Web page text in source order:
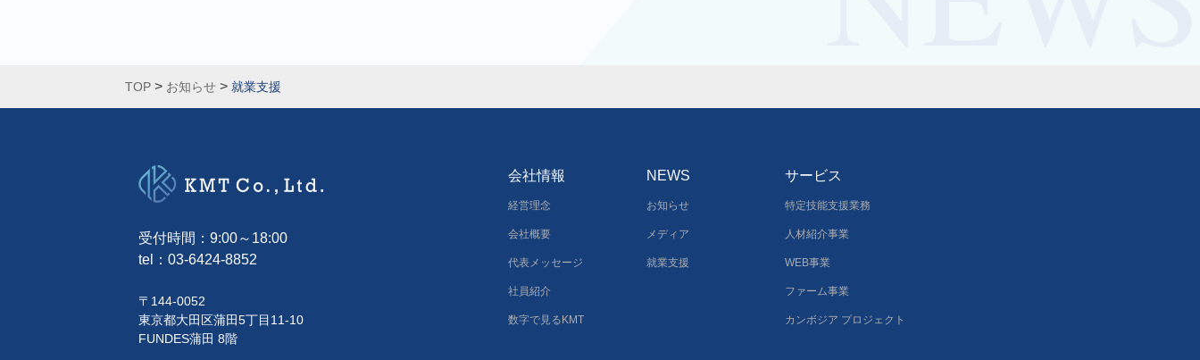
TOP > お知らせ > 就業支援
受付時間：9:00～18:00
tel： 03-6424-8852
〒144-0052
東京都大田区蒲田5丁目11-10
FUNDES蒲田 8階
会社情報
経営理念
会社概要
代表メッセージ
社員紹介
数字で見るKMT
NEWS
お知らせ
メディア
就業支援
サービス
特定技能支援業務
人材紹介事業
WEB事業
ファーム事業
カンボジア プロジェクト